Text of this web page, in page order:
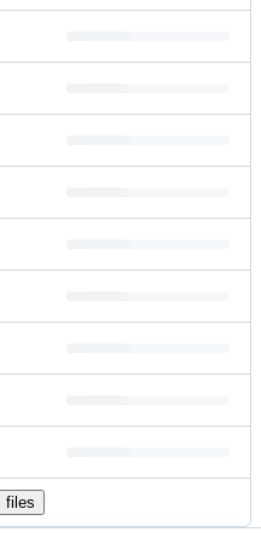
files